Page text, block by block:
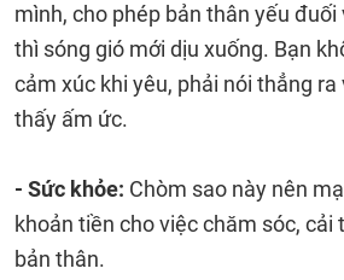
mình, cho phép bản thân yếu
thì sóng gió mới dịu xuống. Bạn
cảm xúc khi yêu, phải nói thẳng ra
thấy ấm ức.
- Sức khỏe: Chòm sao này nên
khoản tiền cho việc chăm sóc, cải
bản thân.